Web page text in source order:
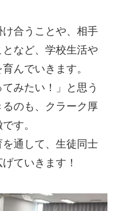
合うことや、相手
など、学校生活や
んでいきます。
みたい！」と思う
のも、クラーク厚
す。
通して、生徒同士
ていきます！